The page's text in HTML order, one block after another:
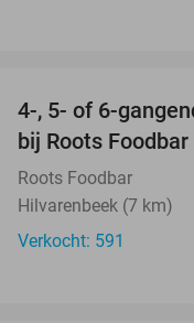
4-, 5- of 6-
bij Roots Foodbar
Roots Foodbar
Hilvarenbeek (7 km)
Verkocht: 591